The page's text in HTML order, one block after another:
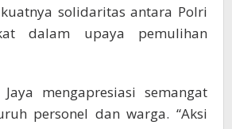
solidaritas antara Polri
dalam upaya pemulihan
mengapresiasi semangat
personel dan warga. “Aksi